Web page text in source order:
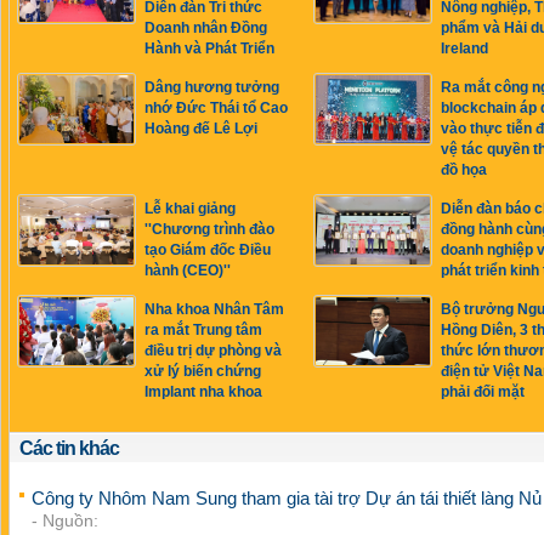
Diễn đàn Tri thức
Doanh nhân Đồng
Hành và Phát Triển
Nông nghiệp,
phẩm và Hải
Ireland
Dâng hương tưởng
nhớ Đức Thái tổ Cao
Hoàng đế Lê Lợi
Ra mắt công
blockchain áp
vào thực tiễn
vệ tác quyền
đồ họa
Lễ khai giảng
''Chương trình đào
tạo Giám đốc Điều
hành (CEO)''
Diễn đàn báo
đồng hành
doanh nghiệp
phát triển kinh
Nha khoa Nhân Tâm
ra mắt Trung tâm
điều trị dự phòng và
xử lý biến chứng
Implant nha khoa
Bộ trưởng
Hồng Diên, 3
thức lớn
điện tử Việt
phải đối mặt
Các tin khác
Công ty Nhôm Nam Sung tham gia tài trợ Dự án tái thiết làng
- Nguồn: